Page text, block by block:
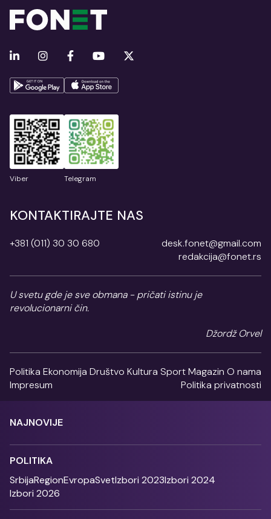
Viber Telegram
KONTAKTIRAJTE NAS
+381 (011) 30 30 680
desk.fonet@gmail.com
redakcija@fonet.rs
U svetu gde je sve obmana - pričati istinu je
revolucionarni čin.
Džordž Orvel
Politika Ekonomija Društvo Kultura SportMagazin O nama
Impresum
Politika privatnosti
NAJNOVIJE
POLITIKA
SrbijaRegionEvropaSvetIzbori 2023Izbori 2024
Izbori 2026